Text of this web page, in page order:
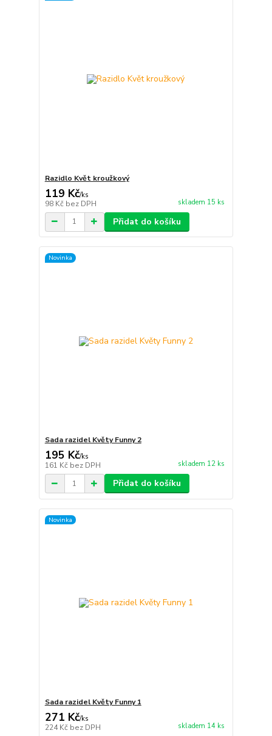
Razidlo Květ kroužkový
119 Kč/ks
98 Kč bez DPH skladem 15 ks
Přidat do košíku
Novinka
Sada razidel Květy Funny 2
195 Kč/ks
161 Kč bez DPH skladem 12 ks
Přidat do košíku
Novinka
Sada razidel Květy Funny 1
271 Kč/ks
224 Kč bez DPH skladem 14 ks